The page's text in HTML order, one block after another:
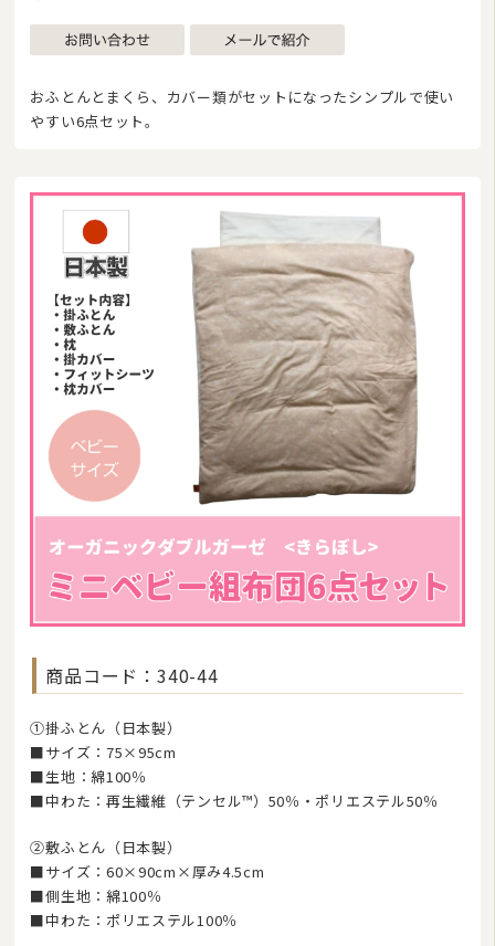
おふとんとまくら、カバー類がセットになったシンプルで使い
やすい6点セット。
商品コード：340-44
①掛ふとん（日本製）
■サイズ：75×95cm
■生地：綿100％
■中わた：再生繊維（テンセル™）50％・ポリエステル50％
②敷ふとん（日本製）
■サイズ：60×90cm×厚み4.5cm
■側生地：綿100％
■中わた：ポリエステル100％
商品カテゴリ
羽毛布団
その他掛け布団
敷き布団
マットレス
湿気対策マット・除湿シート
敷きパッド
タオルケット・ガーゼケット
布団セット/組布団
毛布
布団カバー
ベビー・ジュニア用寝具
マルチカバー・クロス
座布団・クッション